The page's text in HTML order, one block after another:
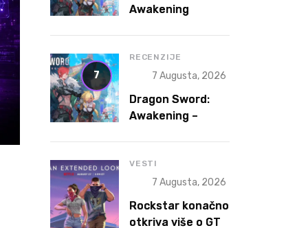
Awakening
Accidentally
Became a Better
Game
7
RECENZIJE
7 Augusta, 2026
Dragon Sword:
Awakening –
bolja igra
VESTI
7 Augusta, 2026
Rockstar konačno
otkriva više o GTA